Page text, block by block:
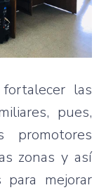
las
pues,
zonas y así
para mejorar